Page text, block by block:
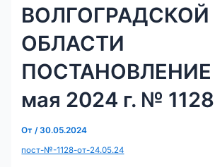
ВОЛГОГРАДСКОЙ
ОБЛАСТИ
ПОСТАНОВЛЕНИЕ
мая 2024 г. № 1128
От/30.05.2024
пост-№-1128-от-24.05.24